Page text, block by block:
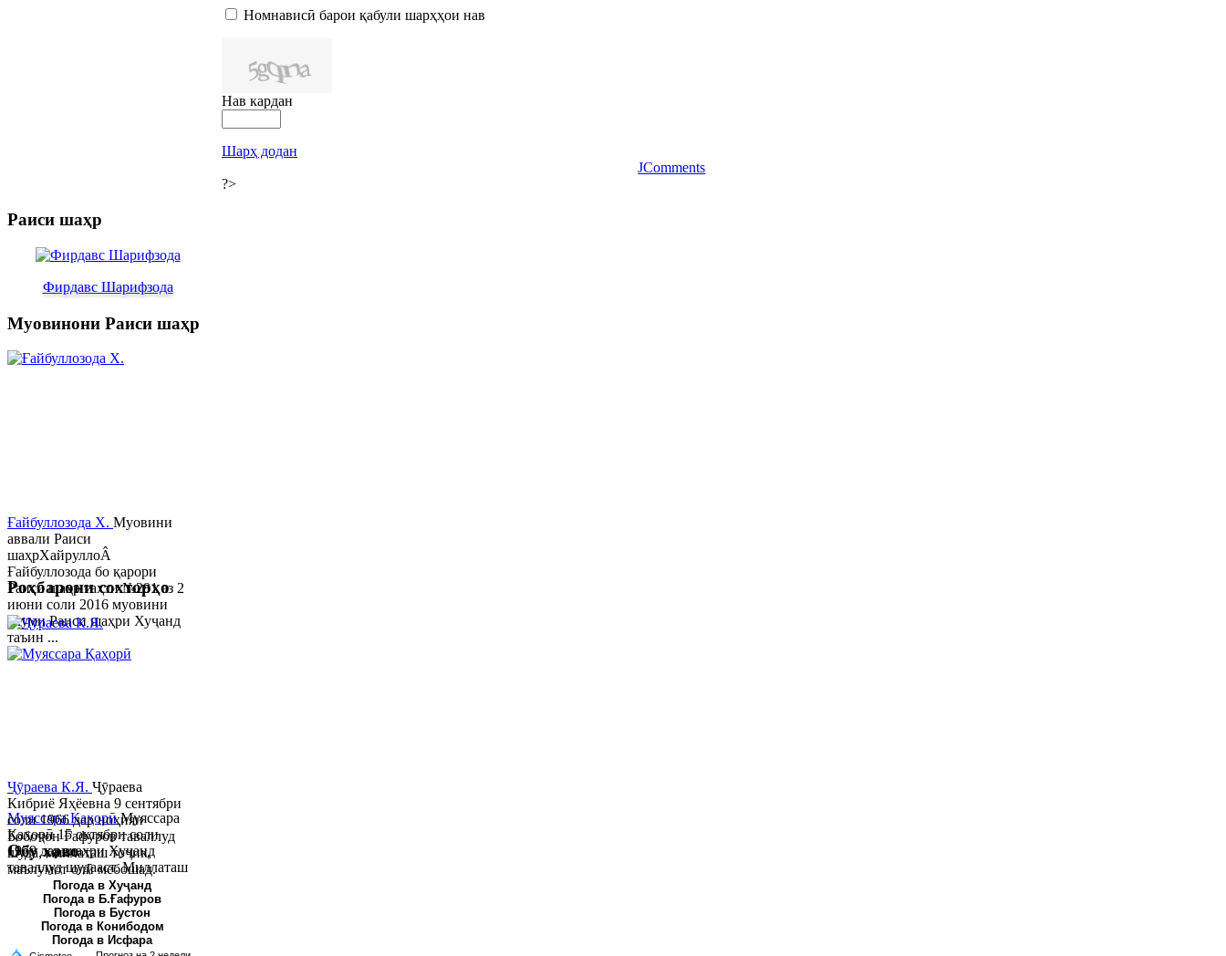
Номнависӣ барои қабули шарҳҳои нав
Нав кардан
Шарҳ додан
JComments
?>
Раиси шаҳр
Фирдавс Шарифзода
Муовинони Раиси шаҳр
Ғайбуллозода Х. Муовини
аввали Раиси
шаҳрХайруллоÂ
Ғайбуллозода бо қарори
Раиси шаҳр таҳти №281 аз 2
июни соли 2016 муовини
якуми Раиси шаҳри Хуҷанд
таъин ...
Муяссара ҚаҳорӣМуяссара
Қаҳорӣ 15 октябри соли
1979 дар шаҳри Хуҷанд
таваллуд шудааст. Миллаташ
тоҷик. Маълумот олӣ. Соли
2002 Донишгоҳи давлатии
Хуҷанд ба...
Роҳбарони сохторҳо
Ҷӯраева К.Я. Ҷӯраева
Кибриё Яҳёевна 9 сентябри
соли 1966 дар ноҳияи
Бобоҷон Ғафуров таваллуд
шуда, миллаташ тоҷик,
маълумот олӣ мебошад.
Соли 1997 Донишг...
Обу хаво
Погода в Хуҷанд
Погода в Б.Ғафуров
Погода в Бустон
Погода в Конибодом
Погода в Исфара